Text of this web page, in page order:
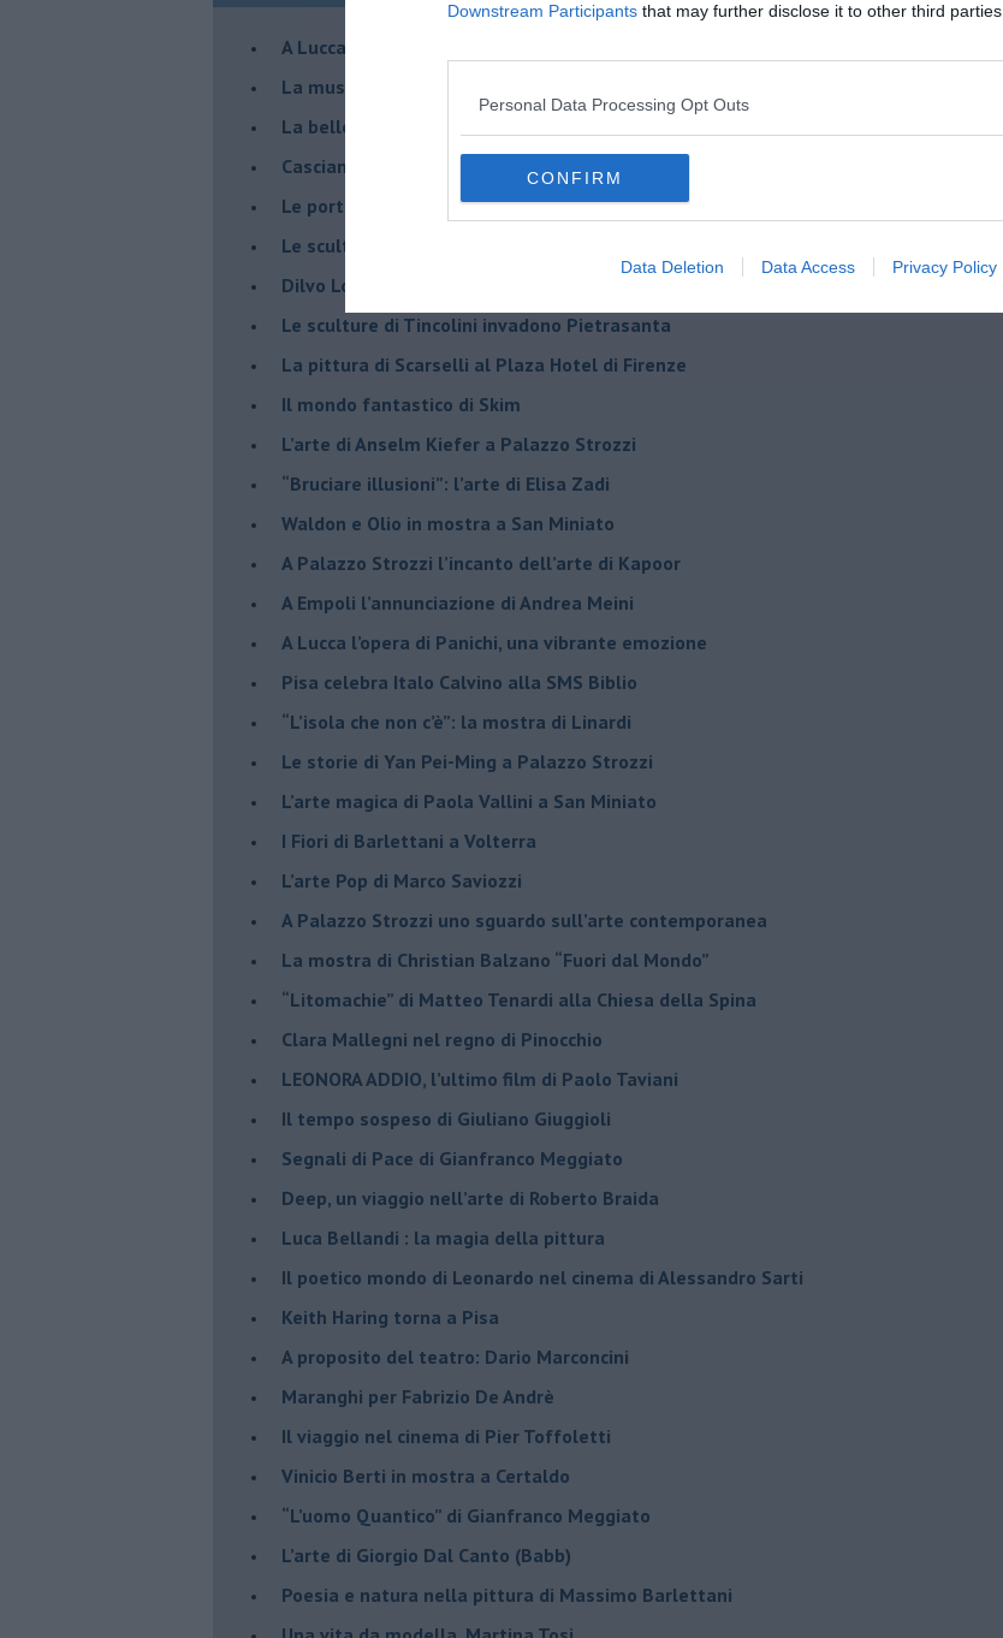
Downstream Participants that may further disclose it to other third parties.
Personal Data Processing Opt Outs
CONFIRM
Data Deletion Data Access Privacy Policy
A Lucca la mostra di Marcello Scarselli “Dialoghi con la città"
​La musica di Nicola Piovani incanta Pisa
​La bellezza resistente di Pier Toffoletti al Teatro Era
​Casciana: Skim in volo sulle terme
​Le porte della pittura in Paola Vallini e Marcela Bracalenti
​Le sculture di Giulia Cenci a palazzo Strozzi
​Dilvo Lotti ricordato a San Miniato
​Le sculture di Tincolini invadono Pietrasanta
La pittura di Scarselli al Plaza Hotel di Firenze
​Il mondo fantastico di Skim
​L’arte di Anselm Kiefer a Palazzo Strozzi
​“Bruciare illusioni”: l’arte di Elisa Zadi
​Waldon e Olio in mostra a San Miniato
​A Palazzo Strozzi l’incanto dell’arte di Kapoor
​A Empoli l’annunciazione di Andrea Meini
A Lucca l’opera di Panichi, una vibrante emozione
Pisa celebra Italo Calvino alla SMS Biblio
“L’isola che non c’è”: la mostra di Linardi
​Le storie di Yan Pei-Ming a Palazzo Strozzi
​L’arte magica di Paola Vallini a San Miniato
​I Fiori di Barlettani a Volterra
​L’arte Pop di Marco Saviozzi
​A Palazzo Strozzi uno sguardo sull’arte contemporanea
La mostra di Christian Balzano “Fuori dal Mondo”
​“Litomachie” di Matteo Tenardi alla Chiesa della Spina
​Clara Mallegni nel regno di Pinocchio
​LEONORA ADDIO, l’ultimo film di Paolo Taviani
Il tempo sospeso di Giuliano Giuggioli
Segnali di Pace di Gianfranco Meggiato
​Deep, un viaggio nell’arte di Roberto Braida
​Luca Bellandi : la magia della pittura
​Il poetico mondo di Leonardo nel cinema di Alessandro Sarti
​Keith Haring torna a Pisa
​A proposito del teatro: Dario Marconcini
Maranghi per Fabrizio De Andrè
​Il viaggio nel cinema di Pier Toffoletti
Vinicio Berti in mostra a Certaldo
“L’uomo Quantico” di Gianfranco Meggiato
​L’arte di Giorgio Dal Canto (Babb)
Poesia e natura nella pittura di Massimo Barlettani